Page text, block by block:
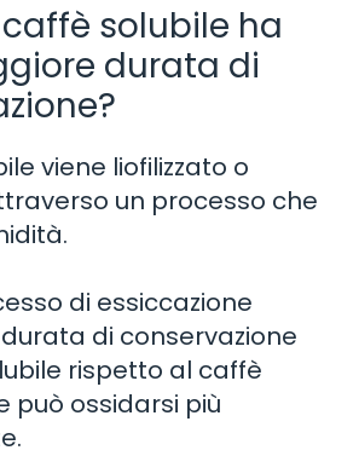
solubile ha
durata di
viene liofilizzato o
un processo che
di essiccazione
di conservazione
rispetto al caffè
può ossidarsi più